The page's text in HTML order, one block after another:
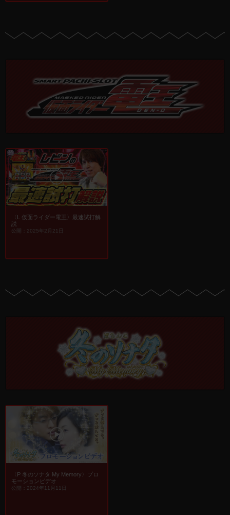
〈L 仮面ライダー電王〉最速試打解
説
公開：2025年2月21日
〈P 冬のソナタ My Memory〉プロ
モーションビデオ
公開：2024年11月11日